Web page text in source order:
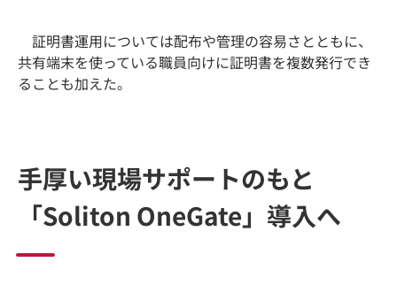
証明書運用については配布や管理の容易さとともに、
共有端末を使っている職員向けに証明書を複数発行でき
ることも加えた。
手厚い現場サポートのもと
「Soliton OneGate」導入へ